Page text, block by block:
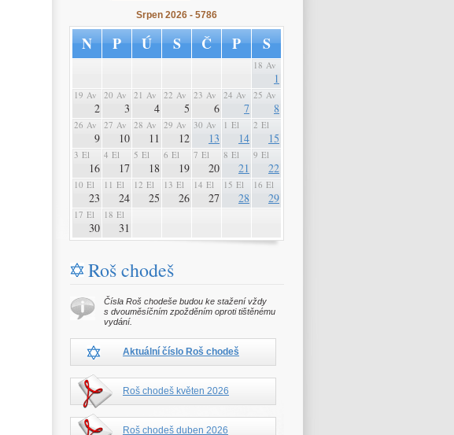
Srpen 2026 - 5786
N P Ú S Č P S
18 Av
1
19 Av
2
20 Av
3
21 Av
4
22 Av
5
23 Av
6
24 Av
7
25 Av
8
26 Av
9
27 Av
10
28 Av
11
29 Av
12
30 Av
13
1 El
14
2 El
15
3 El
16
4 El
17
5 El
18
6 El
19
7 El
20
8 El
21
9 El
22
10 El
23
11 El
24
12 El
25
13 El
26
14 El
27
15 El
28
16 El
29
17 El
30
18 El
31
Roš chodeš
Čísla Roš chodeše budou ke stažení vždy
s dvouměsíčním zpožděním oproti tištěnému
vydání.
Aktuální číslo Roš chodeš
Roš chodeš květen 2026
Roš chodeš duben 2026